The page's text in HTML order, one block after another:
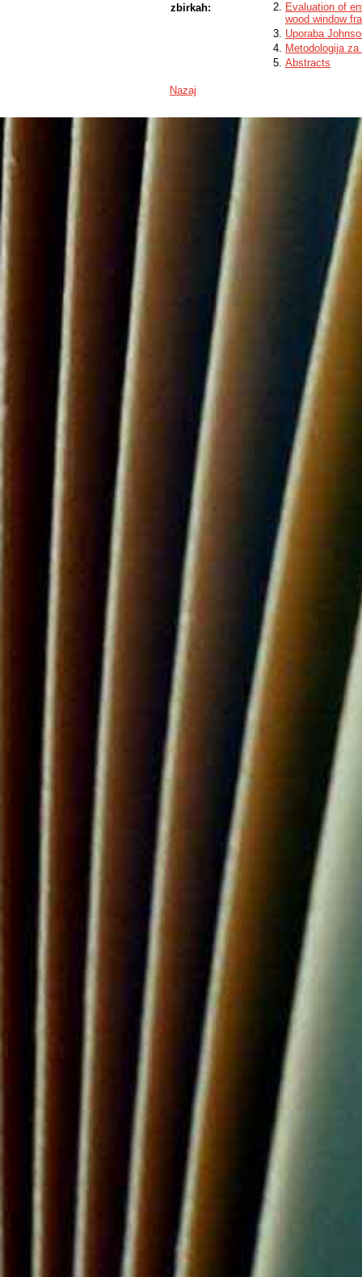
zbirkah:
Evaluation of
wood window
Uporaba
Metodologija
Abstracts
Nazaj